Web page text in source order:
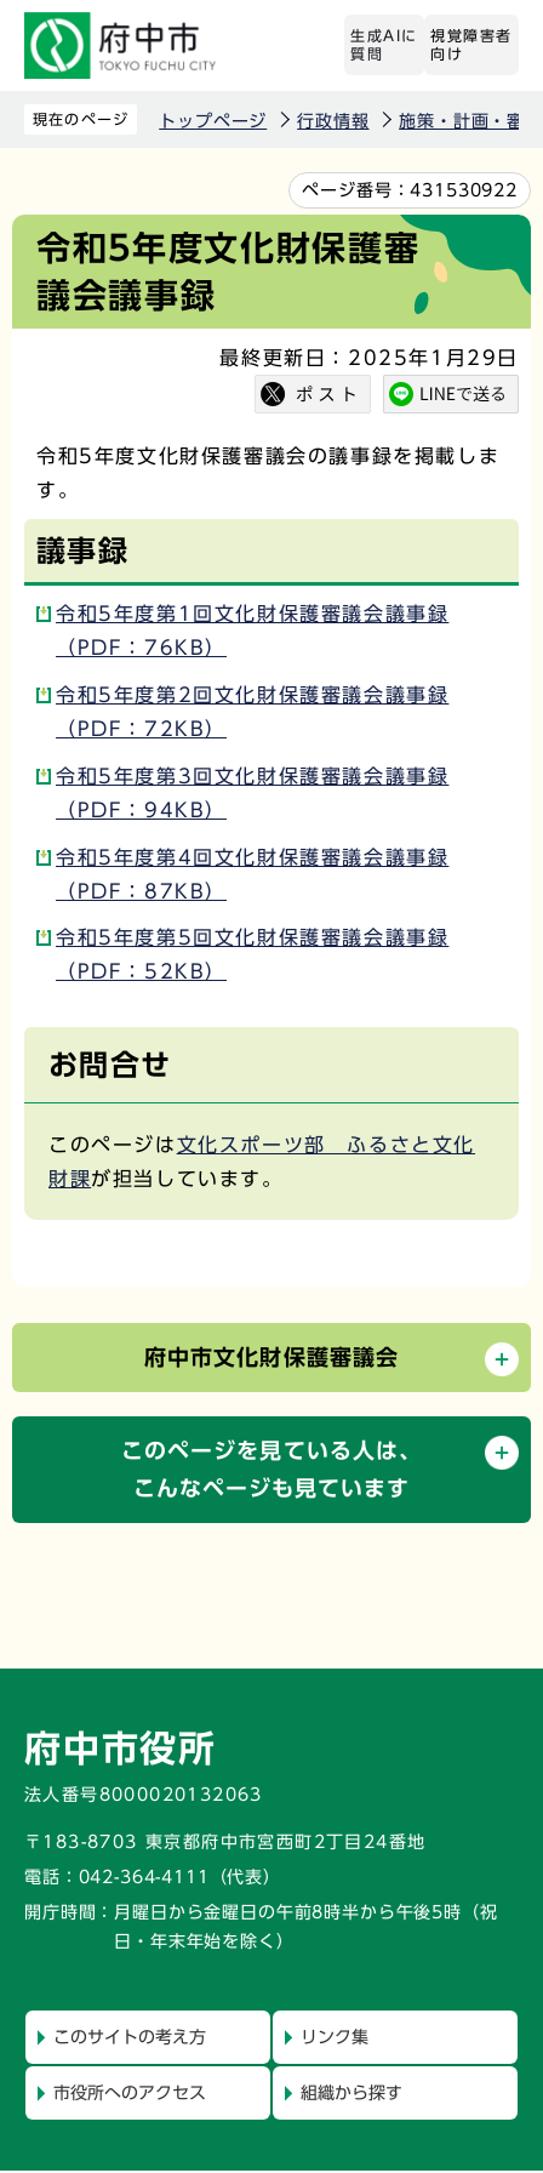
先
生成AIに
質問
視覚障害者
向け
現在のページ トップページ 行政情報 施策・計画・審
文
か
ページ番号：431530922
令和5年度文化財保護審
議会議事録
最終更新日：2025年1月29日
令和5年度文化財保護審議会の議事録を掲載しま
す。
議事録
令和5年度第1回文化財保護審議会議事録
（PDF：76KB）
令和5年度第2回文化財保護審議会議事録
（PDF：72KB）
令和5年度第3回文化財保護審議会議事録
（PDF：94KB）
令和5年度第4回文化財保護審議会議事録
（PDF：87KB）
令和5年度第5回文化財保護審議会議事録
（PDF：52KB）
お問合せ
このページは文化スポーツ部 ふるさと文化
財課が担当しています。
府中市文化財保護審議会
このページを見ている人は、
こんなページも見ています
府中市役所
法人番号8000020132063
〒183-8703 東京都府中市宮西町2丁目24番地
電話： 042-364-4111（代表）
開庁時間： 月曜日から金曜日の午前8時半から午後5時 （祝
日・年末年始を除く）
このサイトの考え方 リンク集
市役所へのアクセス 組織から探す